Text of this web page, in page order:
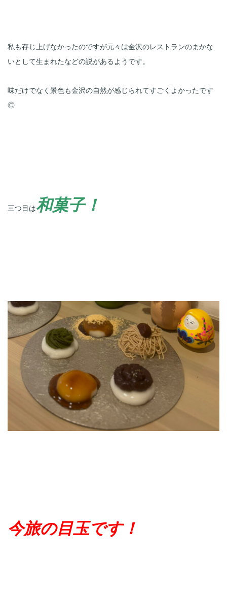
私も存じ上げなかったのですが元々は金沢のレストランのまかな
いとして生まれたなどの説があるようです。
味だけでなく景色も金沢の自然が感じられてすごくよかったです
◎
三つ目は和菓子！
今旅の目玉です！